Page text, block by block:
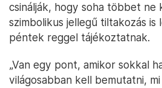
csinálják, hogy soha többet ne
szimbolikus jellegű tiltakozás is
péntek reggel tájékoztatnak.
„Van egy pont, amikor sokkal
világosabban kell bemutatni,